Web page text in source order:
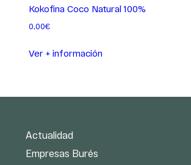
Kokofina Coco Natural 100%
0,00€
Ver + información
Actualidad
Empresas Burés